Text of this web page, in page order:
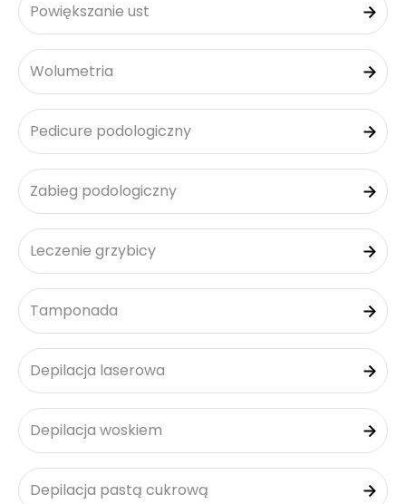
Powiększanie ust
Wolumetria
Pedicure podologiczny
Zabieg podologiczny
Leczenie grzybicy
Tamponada
Depilacja laserowa
Depilacja woskiem
Depilacja pastą cukrową